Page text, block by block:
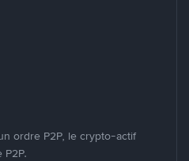
ordre P2P, le crypto-actif